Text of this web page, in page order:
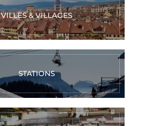
VILLES & VILLAGES
STATIONS